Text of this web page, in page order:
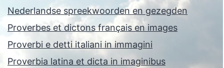
Nederlandse spreekwoorden en gezegden
Proverbes et dictons français en images
Proverbi e detti italiani in immagini
Proverbia latina et dicta in imaginibus